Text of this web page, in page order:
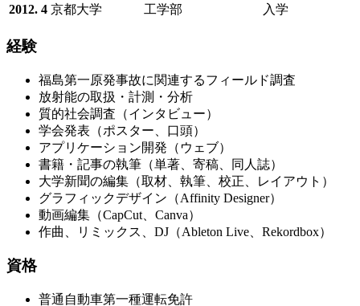
2012. 4 京都大学 工学部 入学
経験
福島第一原発事故に関連するフィールド調査
放射能の取扱・計測・分析
質的社会調査（インタビュー）
学会発表（ポスター、口頭）
アプリケーション開発（ウェブ）
書籍・記事の執筆（単著、寄稿、同人誌）
大学新聞の編集（取材、執筆、校正、レイアウト）
グラフィックデザイン（Affinity Designer）
動画編集（CapCut、Canva）
作曲、リミックス、DJ（Ableton Live、Rekordbox）
資格
普通自動車第一種運転免許